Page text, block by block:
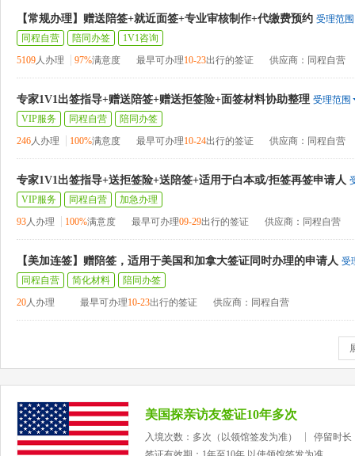
【常规办理】赠送陪签+就近面签+专业审核制作+代缴费预约 受理范围
同程自营
陪同办签
1V1咨询
5109人办理 97%满意度 最早可办理10-23出行的签证 供应商：同程自营
专家1V1出签指导+赠送陪签+赠送拒签险+面签材料协助整理 受理范围
VIP服务
同程自营
陪同办签
246人办理 100%满意度 最早可办理10-24出行的签证 供应商：同程自营
专家1V1出签指导+送拒签险+送陪签+适用于白本或/拒签再签申请人
VIP服务
同程自营
加急办理
93人办理 100%满意度 最早可办理09-29出行的签证 供应商：同程自营
【美加连签】赠陪签，适用于美国和加拿大签证同时办理的申请人 受
同程自营
简化材料
陪同办签
20人办理 最早可办理10-23出行的签证 供应商：同程自营
美国探亲访友签证10年多次
入境次数：多次（以领馆签发为准）
停留时长